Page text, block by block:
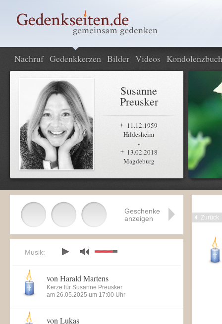
Nachruf Gedenkkerzen Bilder Videos Kondolenzbuch
Susanne
Preusker
11.12.1959
Hildesheim
-
13.02.2018
Magdeburg
Zurück
Geschenke
anzeigen
Musik:
von Harald Martens
Kerze für Susanne Preusker
am 26.05.2025 um 17:00 Uhr
von Lukas